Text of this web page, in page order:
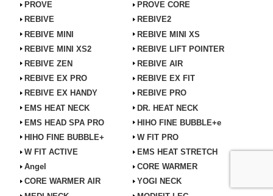
PROVE
PROVE CORE
REBIVE
REBIVE2
REBIVE MINI
REBIVE MINI XS
REBIVE MINI XS2
REBIVE LIFT POINTER
REBIVE ZEN
REBIVE AIR
REBIVE EX PRO
REBIVE EX FIT
REBIVE EX HANDY
REBIVE PRO
EMS HEAT NECK
DR. HEAT NECK
EMS HEAD SPA PRO
HIHO FINE BUBBLE+e
HIHO FINE BUBBLE+
W FIT PRO
W FIT ACTIVE
EMS HEAT STRETCH
Angel
CORE WARMER
CORE WARMER AIR
YOGI NECK